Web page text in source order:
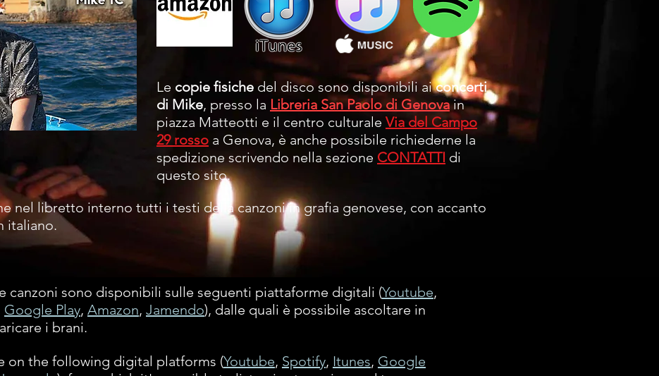
Le copie fisiche del disco sono disponibili aiconcerti
di Mike, presso la Libreria San Paolo di Genovain
piazza Matteotti e il centro culturaleVia del Campo
29 rosso a Genova, è anche possibile richiederne la
spedizione scrivendo nella sezione CONTATTI di
questo sito.
nel libretto interno tutti i testi della canzoni in grafia genovese, con accanto
italiano.
canzoni sono disponibili sulle seguenti piattaforme digitali (Youtube,
Google Play, Amazon, Jamendo), dalle quali è possibile ascoltare in
i brani.
on the following digital platforms (Youtube, Spotify, Itunes, Google